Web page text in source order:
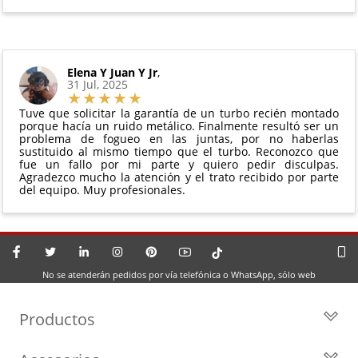
Elena Y Juan Y Jr,
31 Jul, 2025
Tuve que solicitar la garantía de un turbo recién montado
porque hacía un ruido metálico. Finalmente resultó ser un
problema de fogueo en las juntas, por no haberlas
sustituido al mismo tiempo que el turbo. Reconozco que
fue un fallo por mi parte y quiero pedir disculpas.
Agradezco mucho la atención y el trato recibido por parte
del equipo. Muy profesionales.
No se atenderán pedidos por vía telefónica o WhatsApp, sólo web
Productos